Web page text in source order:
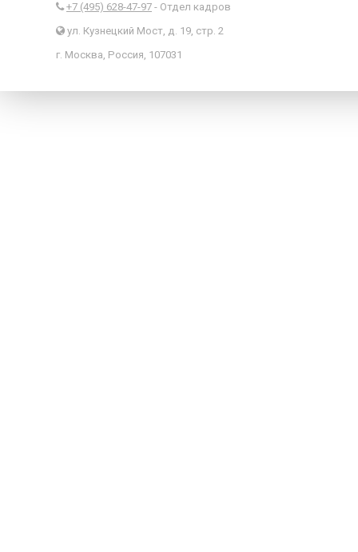
+7 (495) 628-47-97 - Отдел кадров
ул. Кузнецкий Мост, д. 19, стр. 2
г. Москва, Россия, 107031